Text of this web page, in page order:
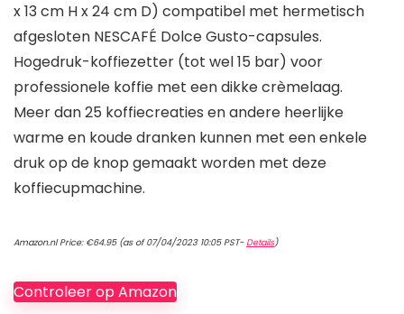
x 13 cm H x 24 cm D) compatibel met hermetisch
afgesloten NESCAFÉ Dolce Gusto-capsules.
Hogedruk-koffiezetter (tot wel 15 bar) voor
professionele koffie met een dikke crèmelaag.
Meer dan 25 koffiecreaties en andere heerlijke
warme en koude dranken kunnen met een enkele
druk op de knop gemaakt worden met deze
koffiecupmachine.
Amazon.nl Price: €64.95(as of 07/04/2023 10:05 PST-Details)
Controleer op Amazon